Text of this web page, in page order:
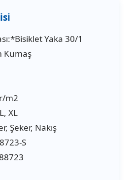
Yaka 30/1
Kumaş
m2
XL
Şeker, Nakış
S